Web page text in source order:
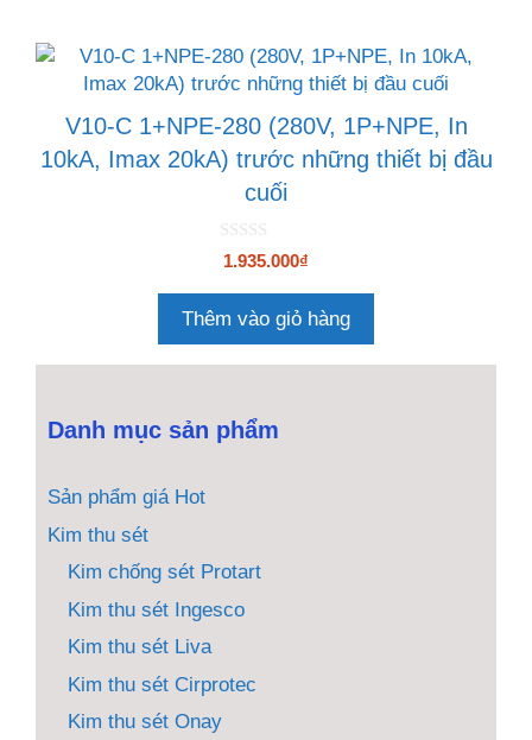
V10-C 1+NPE-280 (280V, 1P+NPE, In
10kA, Imax 20kA) trước những thiết bị đầu
cuối
0
n
à
1.935.000₫
Thêm vào giỏ hàng
Danh mục sản phẩm
Sản phẩm giá Hot
Kim thu sét
Kim chống sét Protart
Kim thu sét Ingesco
Kim thu sét Liva
Kim thu sét Cirprotec
Kim thu sét Onay